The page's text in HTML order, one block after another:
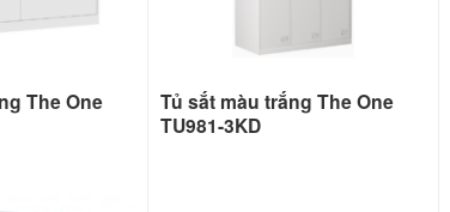
The One
Tủ sắt màu trắng The One
TU981-3KD